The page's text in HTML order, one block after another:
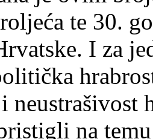
te 30.
I za
neustrašivost
na